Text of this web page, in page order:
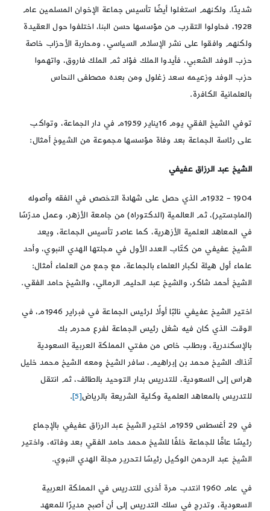
شديدًا. ولكنهم استغلوا أيضًا تأسيس جماعة الإخوان المسلمين عام
1928، فحاولوا التقرب من مؤسسها حسن البنا، اختلفوا حول العقيدة
ولكنهم وافقوا على نشر الإسلام السياسي، ومحاربة الأحزاب خاصة
حزب الوفد الشعبي، فأيدوا الملك فؤاد ثم الملك فاروق، واتهموا
حزب الوفد وزعيمه سعد زغلول ومن بعده مصطفى النحاس
بالعلمانية الكافرة.
توفي الشيخ الفقي يوم 16يناير 1959م في دار الجماعة، وتواكب
على رئاسة الجماعة بعد وفاة مؤسسها مجموعة من الشيوخ أمثال:
الشيخ عبد الرزاق عفيفي
1904 – 1932م الذي حصل على شهادة التخصص في الفقه وأصوله
(الماجستير)، ثم العالمية (الدكتوراه) من جامعة الأزهر، وعمل مدرّسًا
في المعاهد العلمية الأزهرية، كما عاصر تأسيس الجماعة، ويعد
الشيخ عفيفي من كتّاب العدد الأول في مجلتها الهدي النبوي، وأحد
علماء أول هيئة لكبار العلماء بالجماعة، مع جمع من العلماء أمثال:
الشيخ أحمد شاكر، والشيخ عبد الحليم الرمالي، والشيخ حامد الفقي.
اختير الشيخ عفيفي نائبًا أولًا لرئيس الجماعة في فبراير 1946م، في
الوقت الذي كان فيه شغل رئيس الجماعة لفرع محرم بك
بالإسكندرية، وبطلب خاص من مفتي المملكة العربية السعودية
آنذاك الشيخ محمد بن إبراهيم، سافر الشيخ ومعه الشيخ محمد خليل
هراس إلى السعودية، للتدريس بدار التوحيد بالطائف، ثم انتقل
للتدريس بالمعاهد العلمية وكلية الشريعة بالرياض[5]
.
في 29 أغسطس 1959م اختير الشيخ عبد الرزاق عفيفي بالإجماع
رئيسًا عامًّا للجماعة خلفًا للشيخ محمد حامد الفقي بعد وفاته، واختير
الشيخ عبد الرحمن الوكيل رئيسًا لتحرير مجلة الهدي النبوي.
في عام 1960 انتدب مرة أخرى للتدريس في المملكة العربية
السعودية، وتدرج في سلك التدريس إلى أن أصبح مديرًا للمعهد